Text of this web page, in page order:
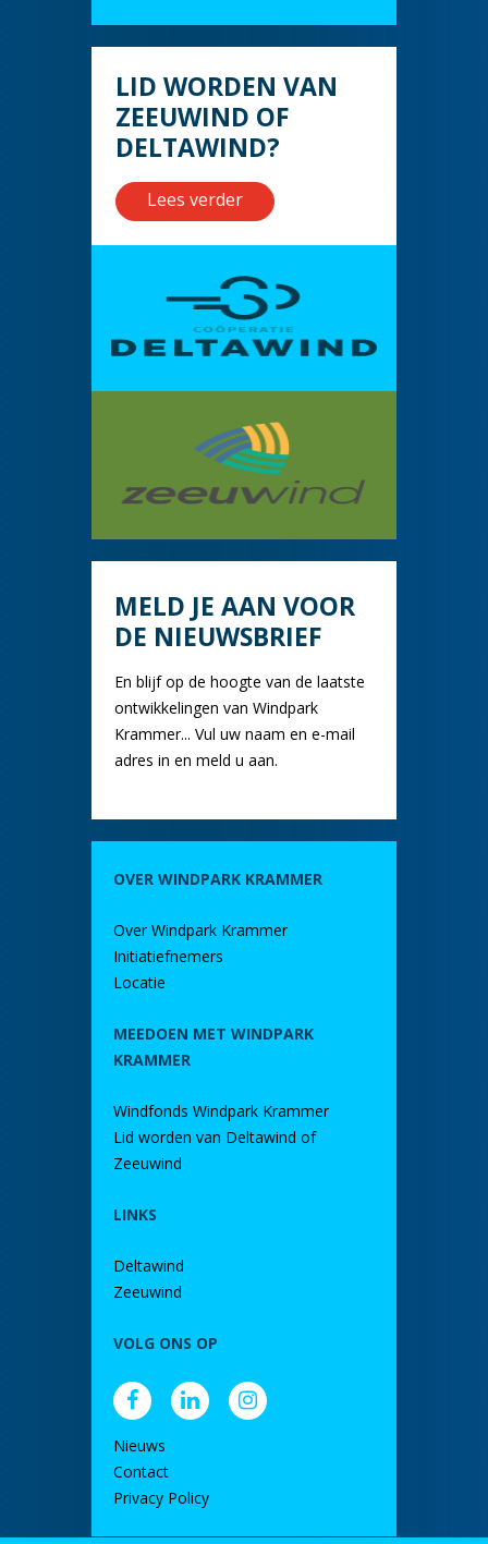
LID WORDEN VAN
ZEEUWIND OF
DELTAWIND?
Lees verder
MELD JE AAN VOOR
DE NIEUWSBRIEF
En blijf op de hoogte van de laatste
ontwikkelingen van Windpark
Krammer... Vul uw naam en e-mail
adres in en meld u aan.
OVER WINDPARK KRAMMER
Over Windpark Krammer
Initiatiefnemers
Locatie
MEEDOEN MET WINDPARK
KRAMMER
Windfonds Windpark Krammer
Lid worden van Deltawind of
Zeeuwind
LINKS
Deltawind
Zeeuwind
VOLG ONS OP
Nieuws
Contact
Privacy Policy